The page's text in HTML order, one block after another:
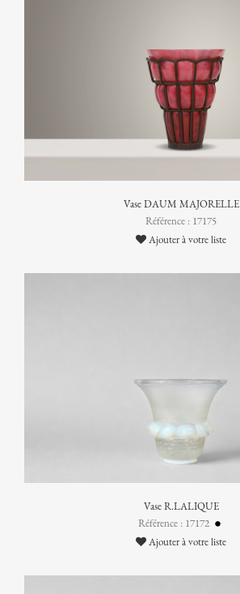
Vase DAUM MAJORELLE
Référence : 17175
Ajouter à votre liste
Vase R.LALIQUE
Référence : 17172
Ajouter à votre liste